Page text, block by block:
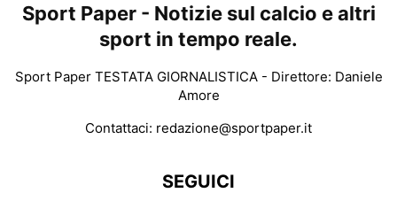
Sport Paper - Notizie sul calcio e altri
sport in tempo reale.
Sport Paper TESTATA GIORNALISTICA - Direttore: Daniele
Amore
Contattaci: redazione@sportpaper.it
SEGUICI